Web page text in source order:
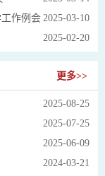
2025-03-10
作例会
2025-02-20
更多>>
2025-08-25
2025-07-25
2025-06-09
2024-03-21